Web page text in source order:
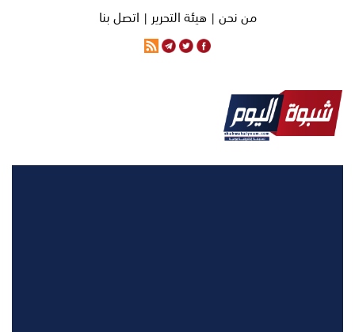
من نحن |هيئة التحرير | اتصل بنا